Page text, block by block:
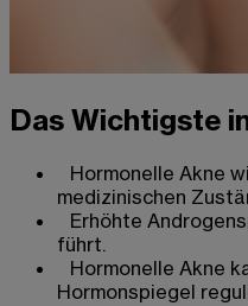
Das Wichtigste
Hormonelle Akne
medizinischen
Erhöhte
führt.
Hormonelle Akne
Hormonspiegel